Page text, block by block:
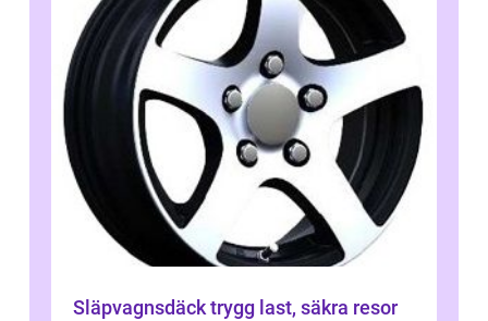
Släpvagnsdäck trygg last, säkra resor